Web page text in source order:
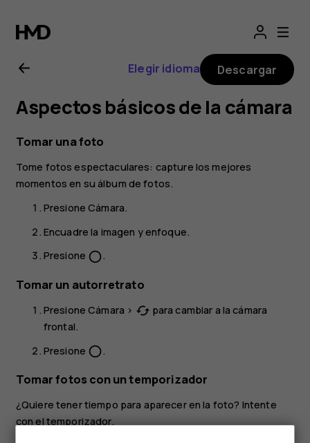
Manual
del
usuario
de
Nokia
1.4
Elegir idioma Descargar
Aspectos básicos de la cámara
Tomar una foto
Tome fotos espectaculares: capture los mejores
momentos en su álbum de fotos.
PresioneCámara.
Encuadre la imagen y enfoque.
Presione panorama_fish_eye.
Tomar un autorretrato
PresioneCámara > cached para cambiar a la cámara
frontal.
Presione panorama_fish_eye.
Tomar fotos con un temporizador
¿Quiere tener tiempo para aparecer en la foto? Intente
con el temporizador.